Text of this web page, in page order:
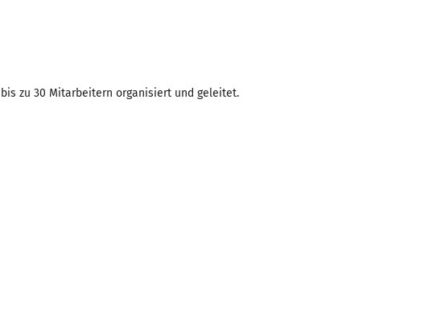
zu 30 Mitarbeitern organisiert und geleitet.